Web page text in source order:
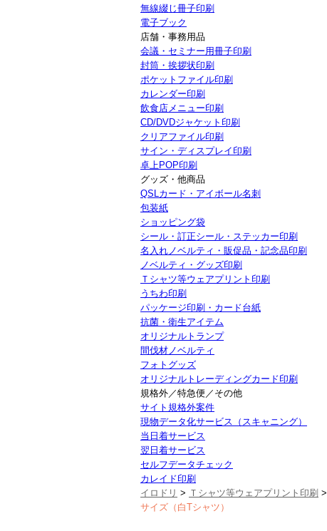
無線綴じ冊子印刷
電子ブック
店舗・事務用品
会議・セミナー用冊子印刷
封筒・挨拶状印刷
ポケットファイル印刷
カレンダー印刷
飲食店メニュー印刷
CD/DVDジャケット印刷
クリアファイル印刷
サイン・ディスプレイ印刷
卓上POP印刷
グッズ・他商品
QSLカード・アイボール名刺
包装紙
ショッピング袋
シール・訂正シール・ステッカー印刷
名入れノベルティ・販促品・記念品印刷
ノベルティ・グッズ印刷
Ｔシャツ等ウェアプリント印刷
うちわ印刷
パッケージ印刷・カード台紙
抗菌・衛生アイテム
オリジナルトランプ
間伐材ノベルティ
フォトグッズ
オリジナルトレーディングカード印刷
規格外／特急便／その他
サイト規格外案件
現物データ化サービス（スキャニング）
当日着サービス
翌日着サービス
セルフデータチェック
カレイド印刷
イロドリ > Ｔシャツ等ウェアプリント印刷 >
サイズ（白Tシャツ）